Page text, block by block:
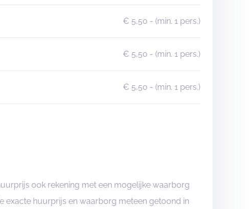
€ 5,50 - (min. 1 pers.)
€ 5,50 - (min. 1 pers.)
€ 5,50 - (min. 1 pers.)
ook rekening met een mogelijke waarborg
exacte huurprijs en waarborg meteen getoond in